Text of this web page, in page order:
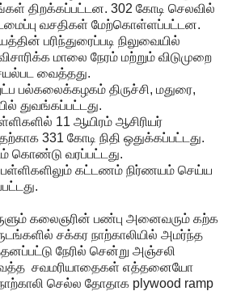
திறக்கப்பட்டன. 302 கோடி செலவில்
வசதிகள் மேற்கொள்ளப்பட்டன.
பரிந்துரைப்படி நிலுவையில்
மாலை நேரம் மற்றும் விடுமுறை
வைத்தது.
பல்கலைக்கழகம் திருச்சி, மதுரை,
துவங்கப்பட்டது.
11 ஆயிரம் ஆசிரியர்
331 கோடி நிதி ஒதுக்கப்பட்டது.
கொண்டு வரப்பட்டது.
கட்டணம் நிர்ணயம் செய்ய
கலைஞரின் பண்பு அனைவரும் கற்க
சக்கர நாற்காலியில் அமர்ந்த
நேரில் சென்று அஞ்சலி
வைத்த சவமரியாதைகள் எத்தனையோ
செல்ல தோதாக plywood ramp